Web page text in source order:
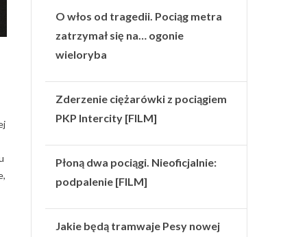
O włos od tragedii. Pociąg metra
zatrzymał się na… ogonie
wieloryba
Zderzenie ciężarówki z pociągiem
PKP Intercity [FILM]
Płoną dwa pociągi. Nieoficjalnie:
podpalenie [FILM]
Jakie będą tramwaje Pesy nowej